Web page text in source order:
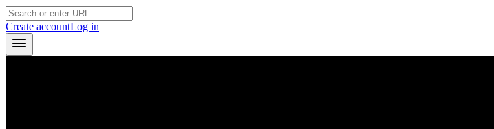
Create accountLog in